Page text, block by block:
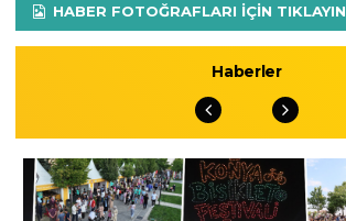
HABER FOTOĞRAFLARI IÇIN TIKLAYIN
Haberler